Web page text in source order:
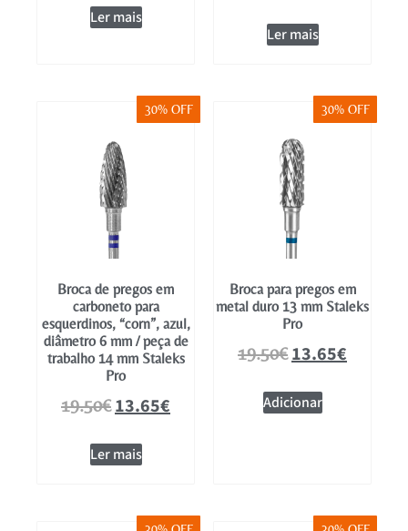
Ler mais
Ler mais
30% OFF
Broca de pregos em
carboneto para
esquerdinos, “corn”, azul,
diâmetro 6 mm / peça de
trabalho 14 mm Staleks
Pro
19.50€13.65€
Ler mais
30% OFF
Broca para pregos em
metal duro 13 mm Staleks
Pro
19.50€13.65€
Adicionar